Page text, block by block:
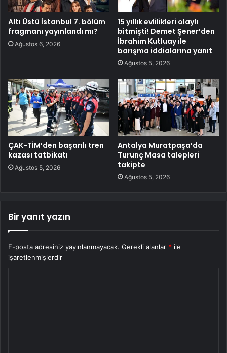
Altı Üstü İstanbul 7. bölüm
fragmanı yayınlandı mı?
Ağustos 6, 2026
15 yıllık evlilikleri olaylı
bitmişti! Demet Şener’den
İbrahim Kutluay ile
barışma iddialarına yanıt
Ağustos 5, 2026
ÇAK-TİM’den başarılı tren
kazası tatbikatı
Ağustos 5, 2026
Antalya Muratpaşa’da
Turunç Masa talepleri
takipte
Ağustos 5, 2026
Bir yanıt yazın
E-posta adresiniz yayınlanmayacak. Gerekli alanlar * ile
işaretlenmişlerdir